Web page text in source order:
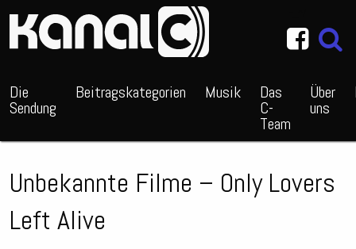
Die
Sendung
Beitragskategorien Musik Das
C-
Team
Über
uns
Unbekannte Filme – Only Lovers
Left Alive